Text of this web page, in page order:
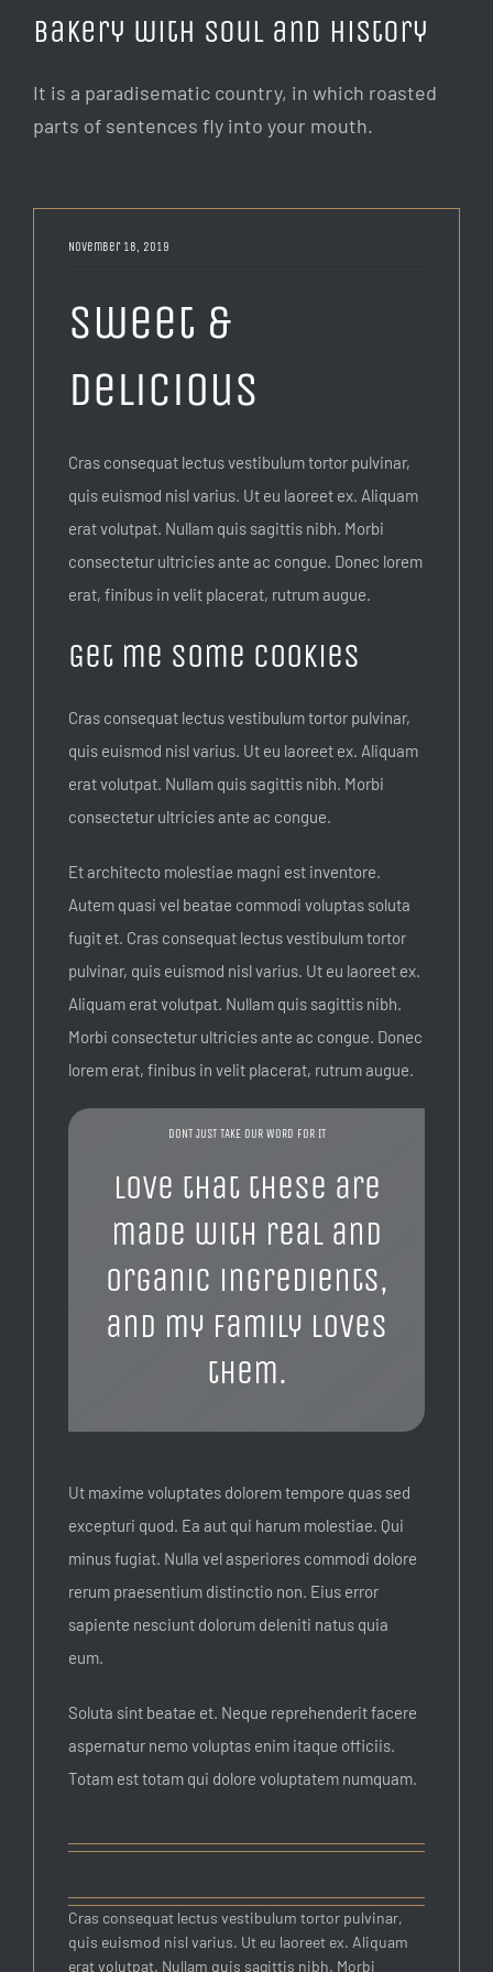
Bakery with soul and history
It is a paradisematic country, in which roasted
parts of sentences fly into your mouth.
November 18, 2019
Sweet &
Delicious
Cras consequat lectus vestibulum tortor pulvinar,
quis euismod nisl varius. Ut eu laoreet ex. Aliquam
erat volutpat. Nullam quis sagittis nibh. Morbi
consectetur ultricies ante ac congue. Donec lorem
erat, finibus in velit placerat, rutrum augue.
Get me some cookies
Cras consequat lectus vestibulum tortor pulvinar,
quis euismod nisl varius. Ut eu laoreet ex. Aliquam
erat volutpat. Nullam quis sagittis nibh. Morbi
consectetur ultricies ante ac congue.
Et architecto molestiae magni est inventore.
Autem quasi vel beatae commodi voluptas soluta
fugit et. Cras consequat lectus vestibulum tortor
pulvinar, quis euismod nisl varius. Ut eu laoreet ex.
Aliquam erat volutpat. Nullam quis sagittis nibh.
Morbi consectetur ultricies ante ac congue. Donec
lorem erat, finibus in velit placerat, rutrum augue.
DONT JUST TAKE OUR WORD FOR IT
Love that these are
made with real and
organic ingredients,
and my family loves
them.
Ut maxime voluptates dolorem tempore quas sed
excepturi quod. Ea aut qui harum molestiae. Qui
minus fugiat. Nulla vel asperiores commodi dolore
rerum praesentium distinctio non. Eius error
sapiente nesciunt dolorum deleniti natus quia
eum.
Soluta sint beatae et. Neque reprehenderit facere
aspernatur nemo voluptas enim itaque officiis.
Totam est totam qui dolore voluptatem numquam.
Cras consequat lectus vestibulum tortor pulvinar,
quis euismod nisl varius. Ut eu laoreet ex. Aliquam
erat volutpat. Nullam quis sagittis nibh. Morbi